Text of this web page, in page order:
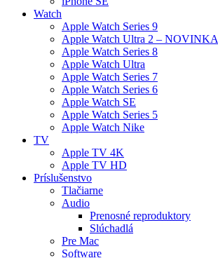
Watch
Apple Watch Series 9
Apple Watch Ultra 2 – NOVINKA
Apple Watch Series 8
Apple Watch Ultra
Apple Watch Series 7
Apple Watch Series 6
Apple Watch SE
Apple Watch Series 5
Apple Watch Nike
TV
Apple TV 4K
Apple TV HD
Príslušenstvo
Tlačiarne
Audio
Prenosné reproduktory
Slúchadlá
Pre Mac
Software